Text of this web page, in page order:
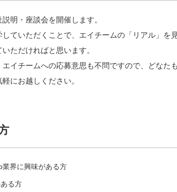
明・座談会を開催します。
ていただくことで、エイチームの「リアル」を
ただければと思います。
イチームへの応募意思も不問ですので、どなた
にお越しください。
界に興味がある方
る方